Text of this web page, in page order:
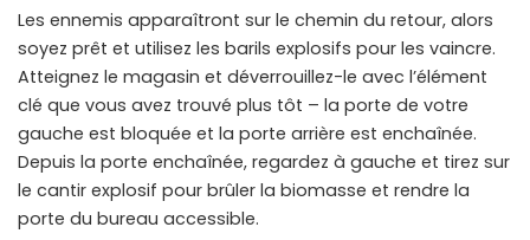
Les ennemis apparaîtront sur le chemin du retour, alors
soyez prêt et utilisez les barils explosifs pour les vaincre.
Atteignez le magasin et déverrouillez-le avec l’élément
clé que vous avez trouvé plus tôt – la porte de votre
gauche est bloquée et la porte arrière est enchaînée.
Depuis la porte enchaînée, regardez à gauche et tirez sur
le cantir explosif pour brûler la biomasse et rendre la
porte du bureau accessible.